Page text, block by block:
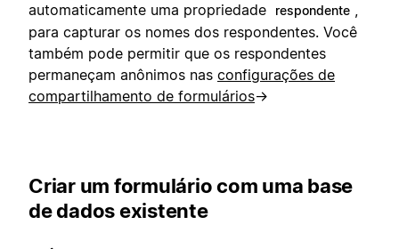
automaticamente uma propriedade
respondente ,
para capturar os nomes dos respondentes. Você
também pode permitir que os respondentes
permaneçam anônimos nas configurações de
compartilhamento de formulários→
Criar um formulário com uma base
de dados existente